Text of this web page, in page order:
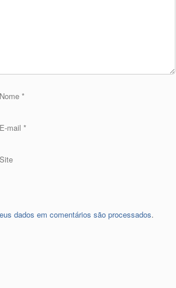
Nome *
E-mail *
Site
dados em comentários são processados.